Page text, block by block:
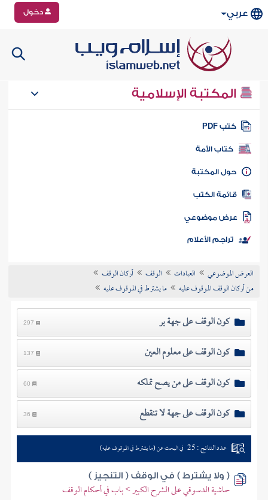
عربي دخول
المكتبة الإسلامية
كتب PDF
كتاب الأمة
المكتبة
الكتب
موضوعي
تراجم الأعلام
العرض الموضوعي العبادات الوقف
أركان الوقف
من أركان الوقف الموقوف عليه
ما يشترط في الموقوف عليه
كون الوقف على جهة بر 297
كون الوقف على معلوم العين 137
كون الوقف على من يصح تملكه 60
كون الوقف على جهة لا تنقطع 36
عدد النتائج : 25 في البحث عن (ما يشترط في الموقوف عليه)
( ولا يشترط ) في الوقف ( التنجيز )
حاشية الدسوقي على الشرح الكبير > باب في أحكام الوقف